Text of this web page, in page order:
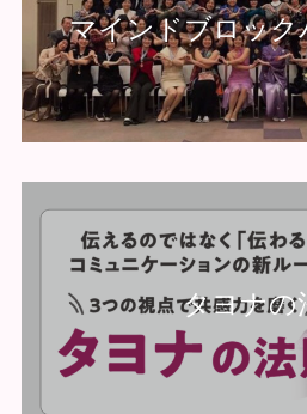
マインドブロック
タヨナの